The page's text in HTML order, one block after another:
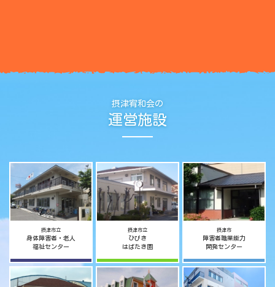
摂津宥和会の
運営施設
摂津市立
身体障害者・老人
福祉センター
摂津市立
ひびき
はばたき園
摂津市
障害者職業能力
開発センター